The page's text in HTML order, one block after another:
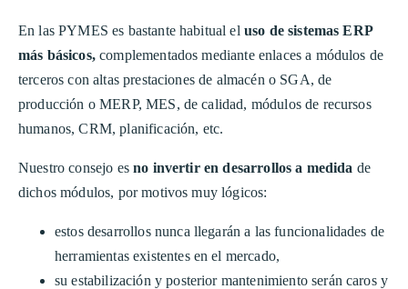
En las PYMES es bastante habitual el uso de sistemas ERP
más básicos,complementados mediante enlaces a módulos de
terceros con altas prestaciones de almacén o SGA, de
producción o MERP, MES, de calidad, módulos de recursos
humanos, CRM, planificación, etc.
Nuestro consejo esno invertir en desarrollos a medida de
dichos módulos, por motivos muy lógicos:
estos desarrollos nunca llegarán a las funcionalidades de
herramientas existentes en el mercado,
su estabilización y posterior mantenimiento serán caros y